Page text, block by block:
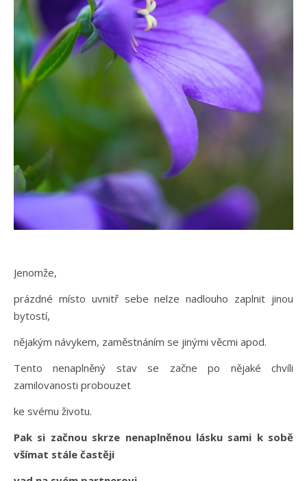
Jenomže,
prázdné místo uvnitř sebe nelze nadlouho zaplnit jinou
bytostí,
nějakým návykem, zaměstnáním se jinými věcmi apod.
Tento nenaplněný stav se začne po nějaké chvíli
zamilovanosti probouzet
ke svému životu.
Pak si začnou skrze nenaplněnou lásku sami k sobě
všímat stále častěji